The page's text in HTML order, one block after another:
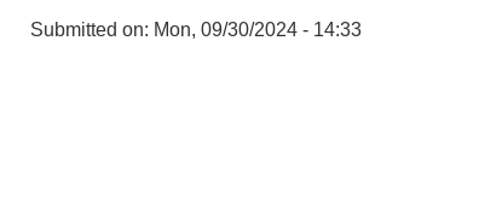
Submitted on: Mon, 09/30/2024 - 14:33